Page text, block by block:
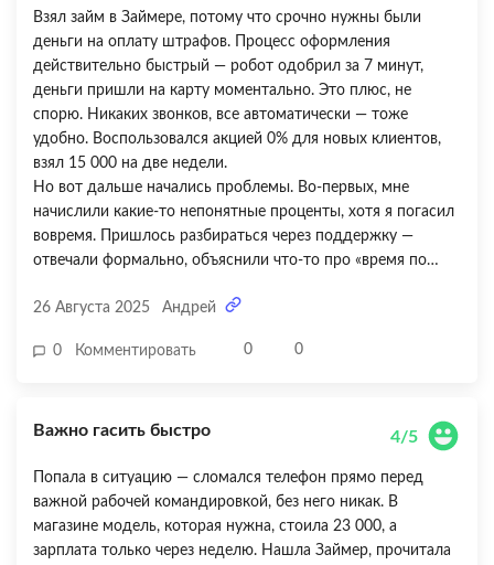
удобство отлично, но стандартная ставка кусается.
Взял займ в Займере, потому что срочно нужны были
деньги на оплату штрафов. Процесс оформления
действительно быстрый — робот одобрил за 7 минут,
деньги пришли на карту моментально. Это плюс, не
спорю. Никаких звонков, все автоматически — тоже
удобно. Воспользовался акцией 0% для новых клиентов,
взял 15 000 на две недели.
Но вот дальше начались проблемы. Во-первых, мне
начислили какие-то непонятные проценты, хотя я погасил
вовремя. Пришлось разбираться через поддержку —
отвечали формально, объяснили что-то про «время по
оплатил до 23:59 по своему времени! Во-вторых, мне
«исправление кредитной истории» за 500 рублей — я этого
подводными камнями. Ставлю 3 из 5.
26 Августа 2025 Андрей
0 Комментировать 0 0
Важно гасить быстро 4/5
Попала в ситуацию — сломался телефон прямо перед
важной рабочей командировкой, без него никак. В
магазине модель, которая нужна, стоила 23 000, а
зарплата только через неделю. Нашла Займер, прочитала